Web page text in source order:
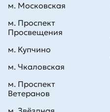
м. Московская
м. Проспект
Просвещения
м. Купчино
м. Чкаловская
м. Проспект
Ветеранов